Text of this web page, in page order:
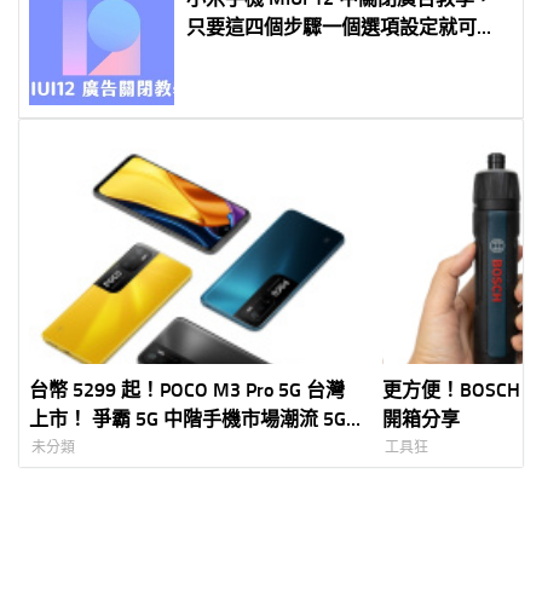
只要這四個步驟一個選項設定就可
台幣 5299 起！POCO M3 Pro 5G 台灣
上市！ 爭霸 5G 中階手機市場潮流 5G
首選
未分類
更方便！BOSCH
開箱分享
工具狂